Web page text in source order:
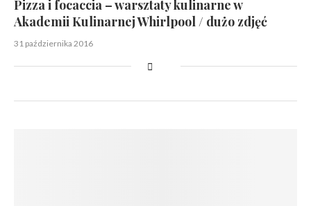
Pizza i focaccia – warsztaty kulinarne w
Akademii Kulinarnej Whirlpool / dużo zdjęć
31 października 2016